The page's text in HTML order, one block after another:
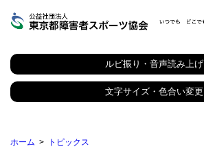
都
障
害
者
ス
協
ルビ振り・音声読み上げ
文字サイズ・色合い変更
ホーム トピックス